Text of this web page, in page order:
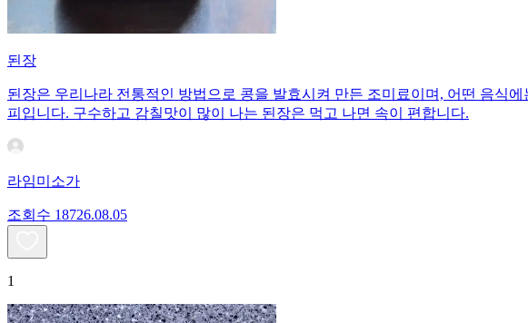
된장
된장은 우리나라 전통적인 방법으로 콩을 발효시켜 만든 조미료이며, 어떤 음식
피입니다. 구수하고 감칠맛이 많이 나는 된장은 먹고 나면 속이 편합니다.
라임미소가
조회수 18726.08.05
1